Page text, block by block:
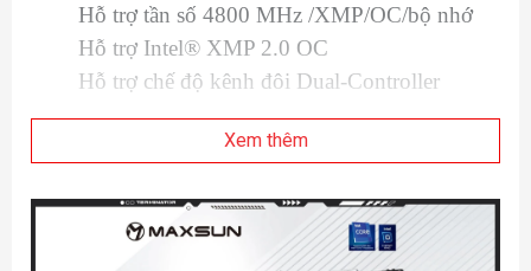
Hỗ trợ tần số 4800 MHz /XMP/OC/bộ nhớ
Hỗ trợ Intel® XMP 2.0 OC
Hỗ trợ chế độ kênh đôi Dual-Controller
ĐỒ HỌA TRÊN BOARD
lên đến 4096x2160@60Hz
1* Giao diện hiển thị HDMl 2.0, hỗ trợ độ
Xem thêm